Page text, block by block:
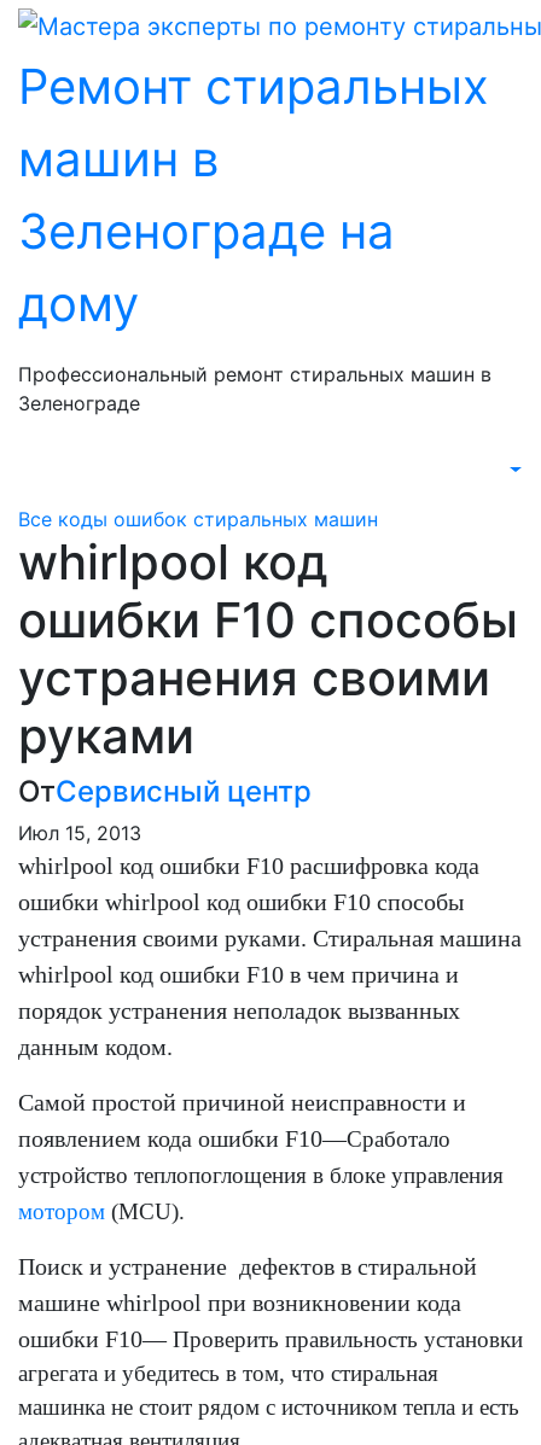
Перейти
содержанию
Ремонт стиральных
машин в
Зеленограде на
дому
Профессиональный ремонт стиральных машин в
Зеленограде
Все коды ошибок стиральных машин
whirlpool код
ошибки F10 способы
устранения своими
руками
ОтСервисный центр
Июл 15, 2013
whirlpool код ошибки F10 расшифровка кода
ошибки whirlpool код ошибки F10 способы
устранения своими руками. Стиральная машина
whirlpool код ошибки F10 в чем причина и
порядок устранения неполадок вызванных
данным кодом.
Самой простой причиной неисправности и
появлением кода ошибки F10—Сработало
устройство теплопоглощения в блоке управления
мотором (MCU).
Поиск и устранение дефектов в стиральной
машине whirlpool при возникновении кода
ошибки F10—Проверить правильность установки
агрегата и убедитесь в том, что стиральная
машинка не стоит рядом с источником тепла и есть